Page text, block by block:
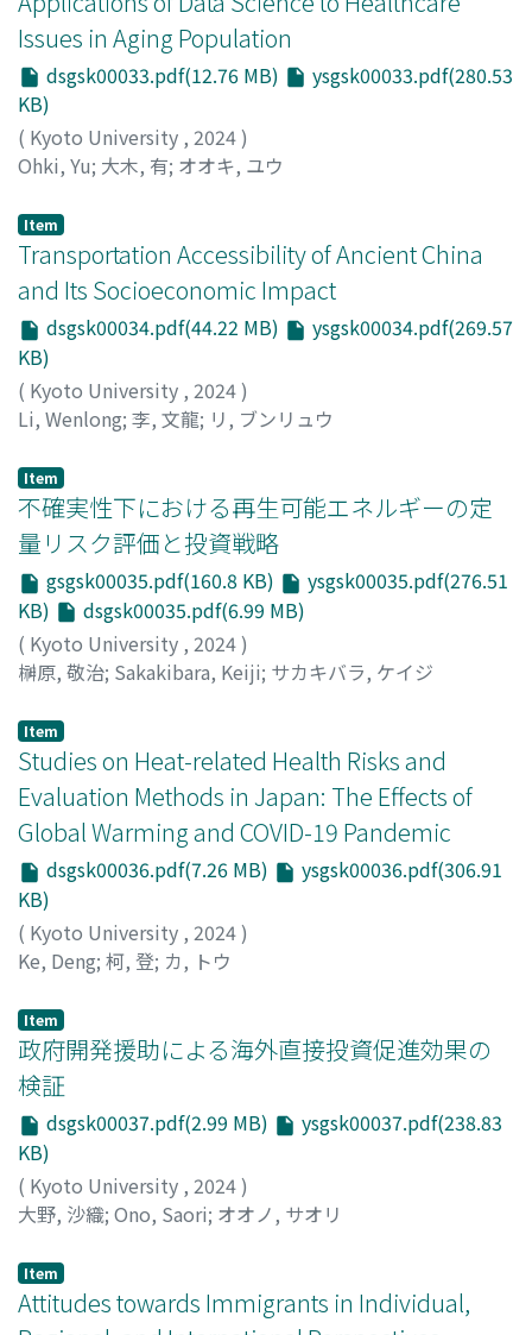
Issues in Aging Population
dsgsk00033.pdf(12.76 MB)
ysgsk00033.pdf(280.53
KB)
( Kyoto University , 2024)
Ohki, Yu; 大木, 有; オオキ, ユウ
Item
Transportation Accessibility of Ancient China
and Its Socioeconomic Impact
dsgsk00034.pdf(44.22 MB)
ysgsk00034.pdf(269.57
KB)
( Kyoto University , 2024)
Li, Wenlong; 李, 文龍; リ, ブンリュウ
Item
不確実性下における再生可能エネルギーの定
量リスク評価と投資戦略
gsgsk00035.pdf(160.8 KB)
ysgsk00035.pdf(276.51
KB)
dsgsk00035.pdf(6.99 MB)
( Kyoto University , 2024)
榊原, 敬治; Sakakibara, Keiji; サカキバラ, ケイジ
Item
Studies on Heat-related Health Risks and
Evaluation Methods in Japan: The Effects of
Global Warming and COVID-19 Pandemic
dsgsk00036.pdf(7.26 MB)
ysgsk00036.pdf(306.91
KB)
( Kyoto University , 2024)
Ke, Deng; 柯, 登; カ, トウ
Item
政府開発援助による海外直接投資促進効果の
検証
dsgsk00037.pdf(2.99 MB)
ysgsk00037.pdf(238.83
KB)
( Kyoto University , 2024)
大野, 沙織; Ono, Saori; オオノ, サオリ
Item
Attitudes towards Immigrants in Individual,